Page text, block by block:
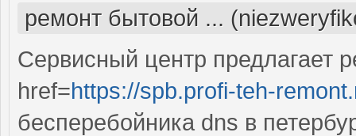
ремонт бытовой ...
Сервисный центр предлагает
href=https://spb.profi-teh-
бесперебойника dns в